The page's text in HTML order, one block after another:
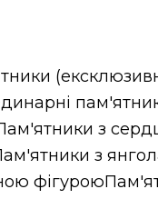
з
з
фігурою